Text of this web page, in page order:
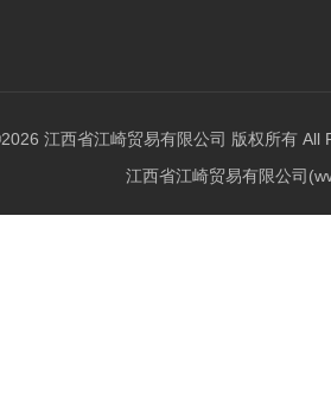
江西省江崎贸易有限公司 版权所有 All
江西省江崎贸易有限公司